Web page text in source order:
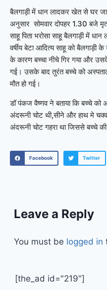
बैलगाड़ी में धान लादकर खेत से घर
अनुसार सोमवार दोपहर 1.30 बजे
साहू पिता भरोसा साहू बैलगाड़ी में
वर्षीय बेटा आदित्य साहू को
के कारण बच्चा नीचे गिर गया और
गई। उसके बाद तुरंत बच्चे को
मौत हो गई।
डॉ पंकज वैष्णव ने बताया कि बच्चे को
अंदरूनी चोट थी,सीने और हाथ मे
अंदरूनी चोट गहरा था जिससे बच्चे की
Facebook Twitter
Leave a Reply
You must be logged in
[the_ad id="219"]